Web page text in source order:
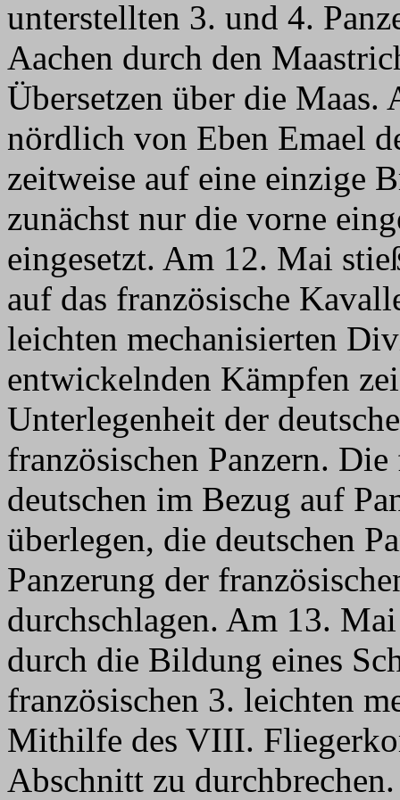
unterstellten 3. und 4.
Aachen durch den
Übersetzen über die
nördlich von Eben Emael
zeitweise auf eine einzige
zunächst nur die vorne
eingesetzt. Am 12. Mai
auf das französische
leichten mechanisierten
entwickelnden Kämpfen
Unterlegenheit der
französischen Panzern.
deutschen im Bezug auf
überlegen, die deutschen
Panzerung der
durchschlagen. Am 13.
durch die Bildung eines
französischen 3. leichten
Mithilfe des VIII.
Abschnitt zu